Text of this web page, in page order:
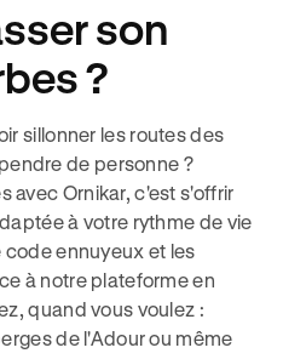
son
?
sillonner les routes des
de personne ?
avec Ornikar, c'est s'offrir
à votre rythme de vie
ennuyeux et les
à notre plateforme en
quand vous voulez :
de l'Adour ou même